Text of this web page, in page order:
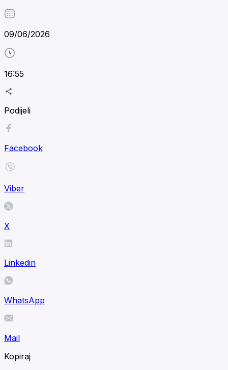
09/06/2026
16:55
Podijeli
Facebook
Viber
X
Linkedin
WhatsApp
Mail
Kopiraj